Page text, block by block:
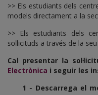
>> Els estudiants dels
models directament a la
>> Els estudiants dels
sol·licituds a través de la
Cal presentar la
Electrònica i seguir les
1 - Descarrega el